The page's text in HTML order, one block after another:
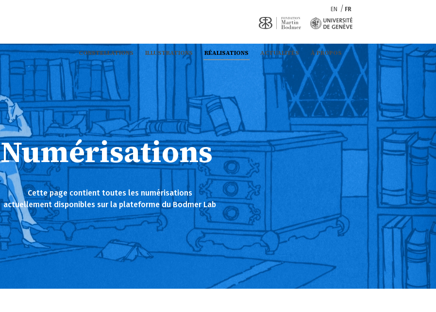
CONSTELLATIONS ILLUSTRATIONS RÉALISATIONS ACTUALITÉS À PROPOS
EN FR
Numérisations
Cette page contient toutes les numérisations
actuellement disponibles sur la plateforme du Bodmer Lab